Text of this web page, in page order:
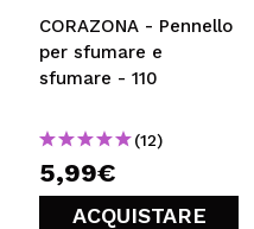
CORAZONA - Pennello
per sfumare e
sfumare - 110
(12)
5,99€
ACQUISTARE